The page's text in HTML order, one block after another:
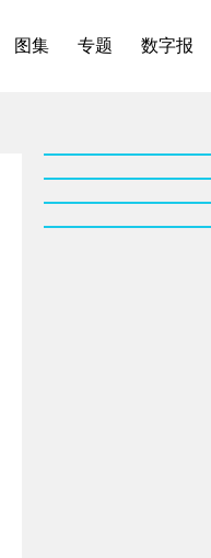
图集 专题 数字报